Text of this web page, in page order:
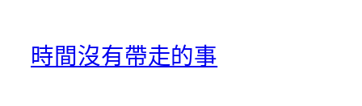
時間沒有帶走的事